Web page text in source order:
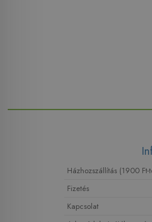
Házhozszállítás (1900 Ft-
Fizetés
Kapcsolat